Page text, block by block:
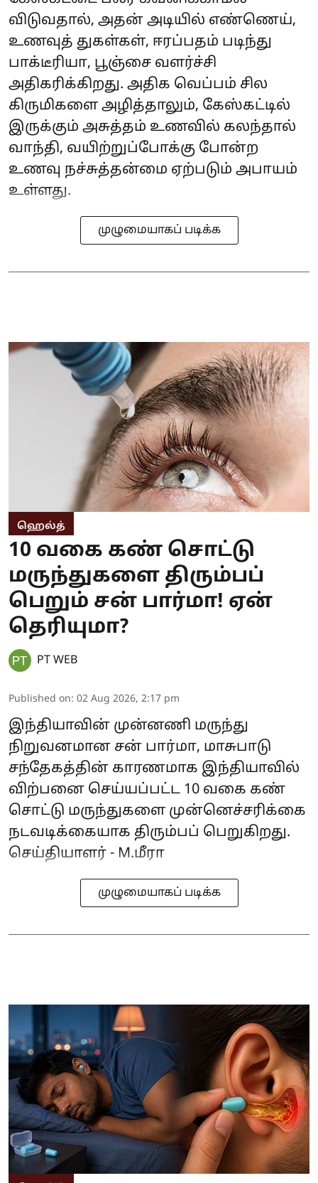
விடுவதால், அதன் அடியில் எண்ணெய்,
உணவுத் துகள்கள், ஈரப்பதம் படிந்து
பாக்டீரியா, பூஞ்சை வளர்ச்சி
அதிகரிக்கிறது. அதிக வெப்பம் சில
கிருமிகளை அழித்தாலும், கேஸ்கட்டில்
இருக்கும் அசுத்தம் உணவில் கலந்தால்
வாந்தி, வயிற்றுப்போக்கு போன்ற
உணவு நச்சுத்தன்மை ஏற்படும் அபாயம்
உள்ளது.
முழுமையாகப் படிக்க
ஹெல்த்
10 வகை கண் சொட்டு
மருந்துகளை திரும்பப்
பெறும் சன் பார்மா! ஏன்
தெரியுமா?
PT WEB
Published on: 02 Aug 2026, 2:17 pm
இந்தியாவின் முன்னணி மருந்து
நிறுவனமான சன் பார்மா, மாசுபாடு
சந்தேகத்தின் காரணமாக இந்தியாவில்
விற்பனை செய்யப்பட்ட 10 வகை கண்
சொட்டு மருந்துகளை முன்னெச்சரிக்கை
நடவடிக்கையாக திரும்பப் பெறுகிறது.
செய்தியாளர் - M.மீரா
முழுமையாகப் படிக்க